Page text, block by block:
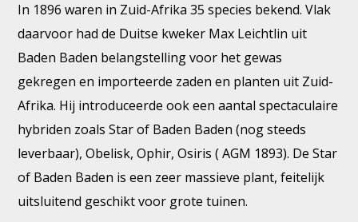
In 1896 waren in Zuid-Afrika 35 species bekend. Vlak
daarvoor had de Duitse kweker Max Leichtlin uit
Baden Baden belangstelling voor het gewas
gekregen en importeerde zaden en planten uit Zuid-
Afrika. Hij introduceerde ook een aantal spectaculaire
hybriden zoals Star of Baden Baden (nog steeds
leverbaar), Obelisk, Ophir, Osiris ( AGM 1893). De Star
of Baden Baden is een zeer massieve plant, feitelijk
uitsluitend geschikt voor grote tuinen.